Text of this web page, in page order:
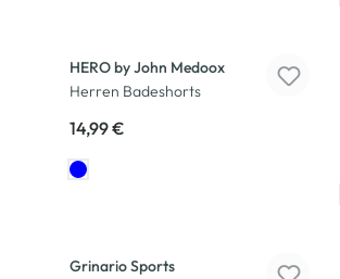
HERO by John Medoox
Herren Badeshorts
14,99 €
Grinario Sports